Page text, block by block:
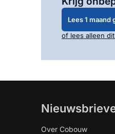
Lees 1 maand
of lees alleen
Over Cobouw